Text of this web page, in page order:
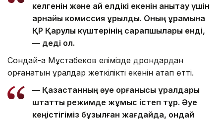
келгенін және қай елдікі екенін анықтау үшін
арнайы комиссия құрылды. Оның құрамына
ҚР Қарулы күштерінің сарапшылары енді,
— деді ол.
Сондай-ақ Мұстабеков елімізде дрондардан
қорғанатын құралдар жеткілікті екенін атап өтті.
— Қазақстанның әуе қорғанысы құралдары
штаттық режимде жұмыс істеп тұр. Әуе
кеңістігіміз бұзылған жағдайда, ондай